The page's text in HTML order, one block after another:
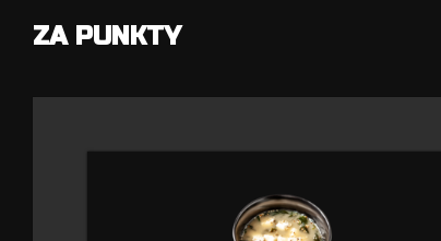
ZA PUNKTY